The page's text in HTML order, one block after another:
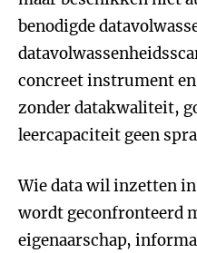
benodigde
concreet instrument
zonder datakwaliteit,
leercapaciteit geen
Wie data wil inzetten
wordt geconfronteerd
eigenaarschap,